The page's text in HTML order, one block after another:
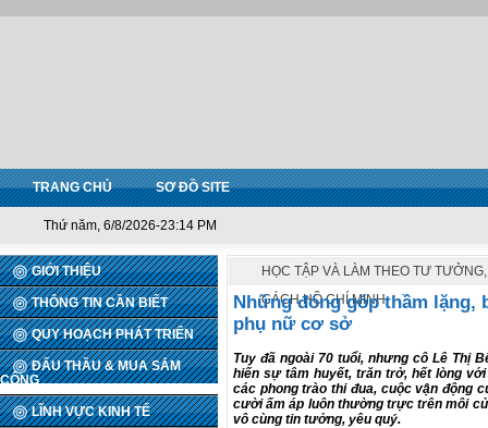
TRANG CHỦ SƠ ĐỒ SITE
Thứ năm, 6/8/2026-23:14 PM
GIỚI THIỆU
THÔNG TIN CẦN BIẾT
QUY HOẠCH PHÁT TRIỂN
ĐẤU THẦU & MUA SẮM
CÔNG
LĨNH VỰC KINH TẾ
HỌC TẬP VÀ LÀM THEO TƯ
CÁCH HỒ CHÍ MINH
Những đóng góp thầm lặng,
phụ nữ cơ sở
Tuy đã ngoài 70 tuổi, nhưng cô Lê Thị
hiến sự tâm huyết, trăn trở, hết lòng
các phong trào thi đua, cuộc vận động
cười ấm áp luôn thường trực trên môi
vô cùng tin tưởng, yêu quý.